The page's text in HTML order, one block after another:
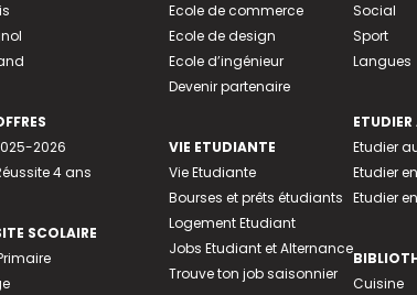
2026
4 ans
SCOLAIRE
Ecole de commerce
Ecole de design
Ecole d’ingénieur
Devenir partenaire
VIE ETUDIANTE
Vie Etudiante
Bourses et prêts étudiants
Logement Etudiant
Jobs Etudiant et Alternance
Trouve ton job saisonnier
Social
Sport
Langues
ETUDIER
Etudier
Etudier
Etudier
Cuisine